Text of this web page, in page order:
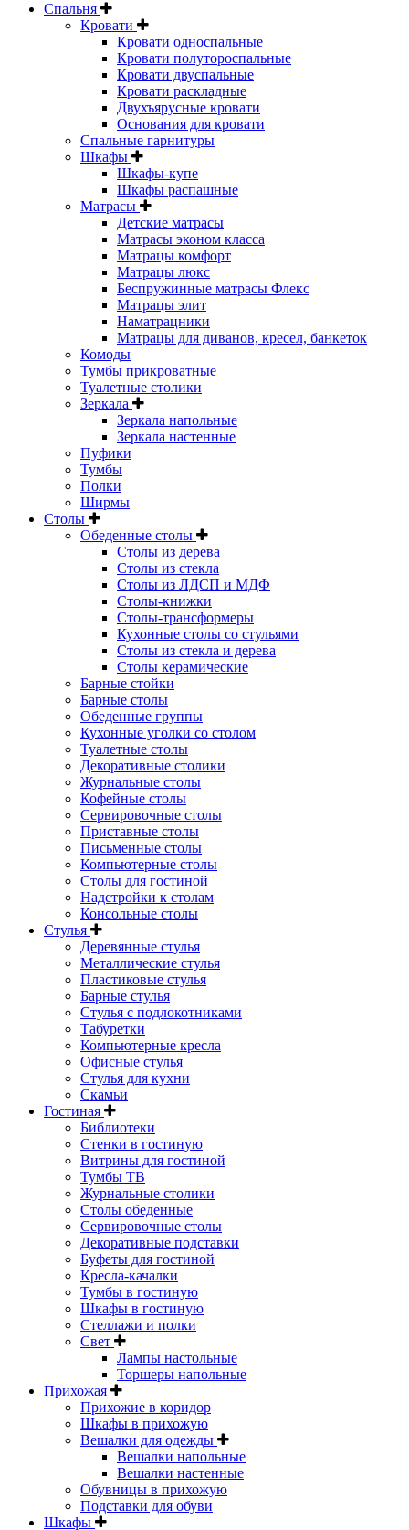
Спальня
Кровати
Кровати односпальные
Кровати полутороспальные
Кровати двуспальные
Кровати раскладные
Двухъярусные кровати
Основания для кровати
Спальные гарнитуры
Шкафы
Шкафы-купе
Шкафы распашные
Матрасы
Детские матрасы
Матрасы эконом класса
Матрацы комфорт
Матрацы люкс
Беспружинные матрасы Флекс
Матрацы элит
Наматрацники
Матрацы для диванов, кресел, банкеток
Комоды
Тумбы прикроватные
Туалетные столики
Зеркала
Зеркала напольные
Зеркала настенные
Пуфики
Тумбы
Полки
Ширмы
Столы
Обеденные столы
Столы из дерева
Столы из стекла
Столы из ЛДСП и МДФ
Столы-книжки
Столы-трансформеры
Кухонные столы со стульями
Столы из стекла и дерева
Столы керамические
Барные стойки
Барные столы
Обеденные группы
Кухонные уголки со столом
Туалетные столы
Декоративные столики
Журнальные столы
Кофейные столы
Сервировочные столы
Приставные столы
Письменные столы
Компьютерные столы
Столы для гостиной
Надстройки к столам
Консольные столы
Стулья
Деревянные стулья
Металлические стулья
Пластиковые стулья
Барные стулья
Стулья с подлокотниками
Табуретки
Компьютерные кресла
Офисные стулья
Стулья для кухни
Скамьи
Гостиная
Библиотеки
Стенки в гостиную
Витрины для гостиной
Тумбы ТВ
Журнальные столики
Столы обеденные
Сервировочные столы
Декоративные подставки
Буфеты для гостиной
Кресла-качалки
Тумбы в гостиную
Шкафы в гостиную
Стеллажи и полки
Свет
Лампы настольные
Торшеры напольные
Прихожая
Прихожие в коридор
Шкафы в прихожую
Вешалки для одежды
Вешалки напольные
Вешалки настенные
Обувницы в прихожую
Подставки для обуви
Шкафы